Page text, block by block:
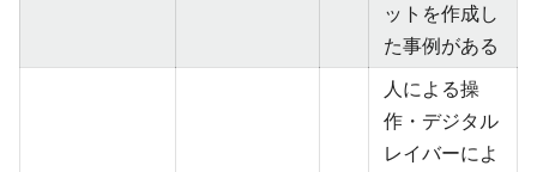
ットを作成し
た事例がある
人による操
作・デジタル
レイバーによ